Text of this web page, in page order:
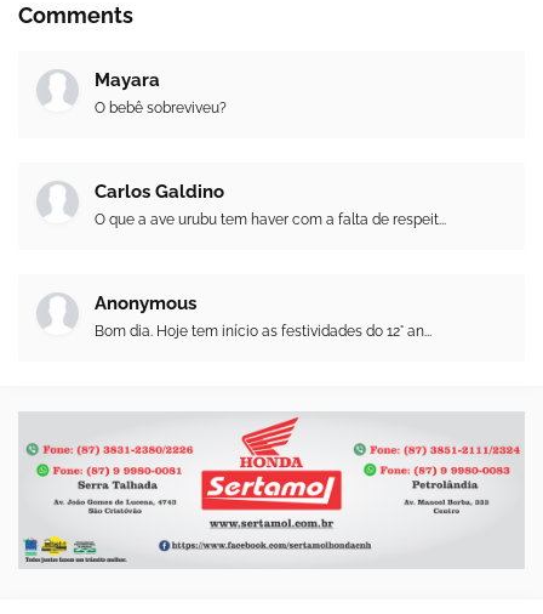
Comments
Mayara
O bebê sobreviveu?
Carlos Galdino
O que a ave urubu tem haver com a falta de respeit...
Anonymous
Bom dia. Hoje tem início as festividades do 12° an...